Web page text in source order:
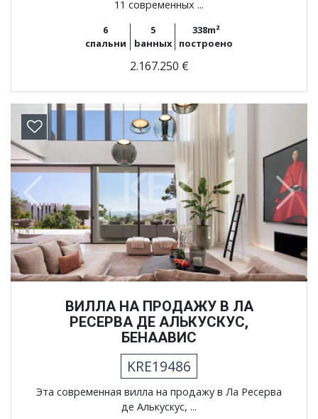
11 современных ...
6
спальни
5
bанных
338m²
построено
2.167.250 €
Previous Next
ВИЛЛА НА ПРОДАЖУ В ЛА
РЕСЕРВА ДЕ АЛЬКУСКУC,
БЕНААВИС
KRE19486
Эта современная вилла на продажу в Ла Ресерва
де Алькускус, ...